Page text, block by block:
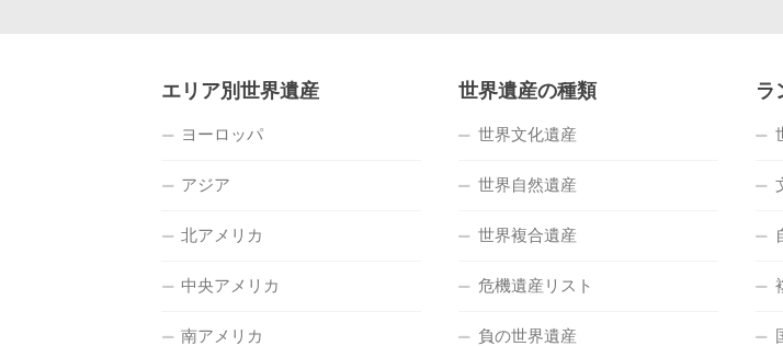
エリア別世界遺産
ヨーロッパ
アジア
北アメリカ
中央アメリカ
南アメリカ
世界遺産の種類
世界文化遺産
世界自然遺産
世界複合遺産
危機遺産リスト
負の世界遺産
ラ